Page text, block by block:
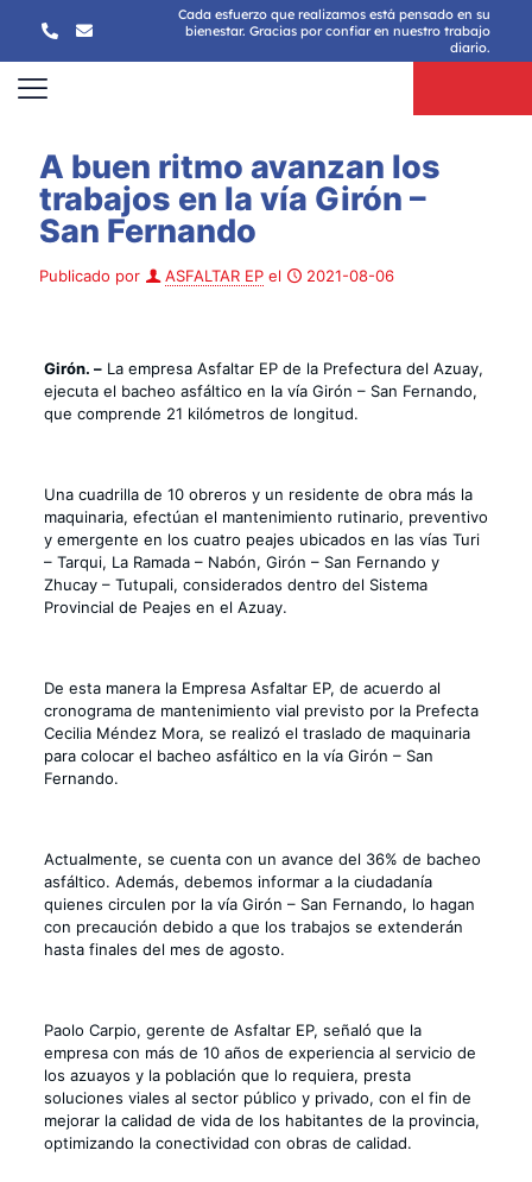
Cada esfuerzo que realizamos está pensado en su
bienestar. Gracias por confiar en nuestro trabajo
diario.
A buen ritmo avanzan los
trabajos en la vía Girón –
San Fernando
Publicado por ASFALTAR EP el 2021-08-06
Girón. –La empresa Asfaltar EP de la Prefectura del Azuay,
ejecuta el bacheo asfáltico en la vía Girón – San Fernando,
que comprende 21 kilómetros de longitud.
Una cuadrilla de 10 obreros y un residente de obra más la
maquinaria, efectúan el mantenimiento rutinario, preventivo
y emergente en los cuatro peajes ubicados en las vías Turi
– Tarqui, La Ramada – Nabón, Girón – San Fernando y
Zhucay – Tutupali, considerados dentro del Sistema
Provincial de Peajes en el Azuay.
De esta manera la Empresa Asfaltar EP, de acuerdo al
cronograma de mantenimiento vial previsto por la Prefecta
Cecilia Méndez Mora, se realizó el traslado de maquinaria
para colocar el bacheo asfáltico en la vía Girón – San
Fernando.
Actualmente, se cuenta con un avance del 36% de bacheo
asfáltico. Además, debemos informar a la ciudadanía
quienes circulen por la vía Girón – San Fernando, lo hagan
con precaución debido a que los trabajos se extenderán
hasta finales del mes de agosto.
Paolo Carpio, gerente de Asfaltar EP, señaló que la
empresa con más de 10 años de experiencia al servicio de
los azuayos y la población que lo requiera, presta
soluciones viales al sector público y privado, con el fin de
mejorar la calidad de vida de los habitantes de la provincia,
optimizando la conectividad con obras de calidad.